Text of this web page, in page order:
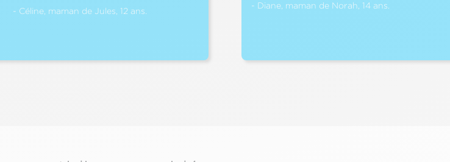
- Céline, maman de Jules, 12 ans.
- Diane, maman de Norah, 14 ans.